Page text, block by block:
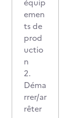
équip
emen
ts de
prod
uctio
n
2.
Déma
rrer/ar
rêter